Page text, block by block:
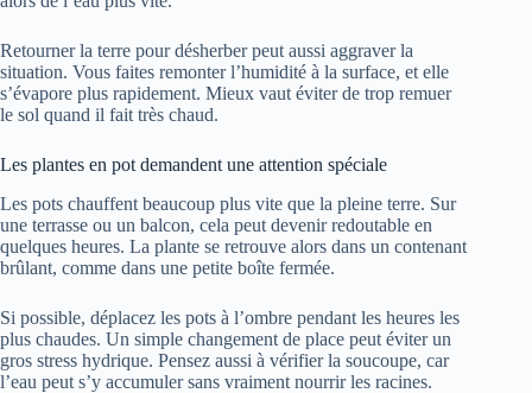
Retourner la terre pour désherber peut aussi aggraver la
situation. Vous faites remonter l’humidité à la surface, et elle
s’évapore plus rapidement. Mieux vaut éviter de trop remuer
le sol quand il fait très chaud.
Les plantes en pot demandent une attention spéciale
Les pots chauffent beaucoup plus vite que la pleine terre. Sur
une terrasse ou un balcon, cela peut devenir redoutable en
quelques heures. La plante se retrouve alors dans un contenant
brûlant, comme dans une petite boîte fermée.
Si possible, déplacez les pots à l’ombre pendant les heures les
plus chaudes. Un simple changement de place peut éviter un
gros stress hydrique. Pensez aussi à vérifier la soucoupe, car
l’eau peut s’y accumuler sans vraiment nourrir les racines.